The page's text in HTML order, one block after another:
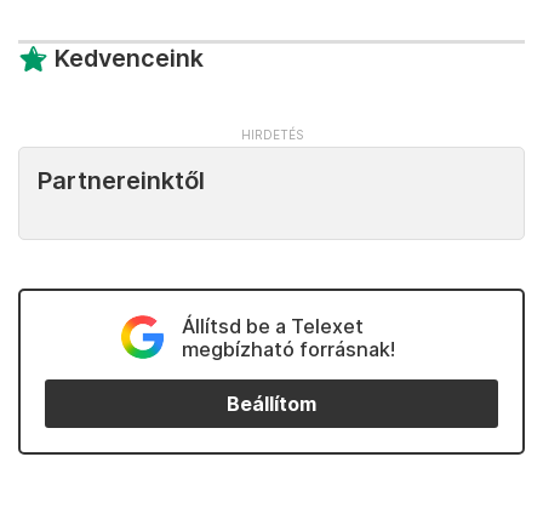
Kedvenceink
Partnereinktől
Állítsd be a Telexet
megbízható forrásnak!
Beállítom